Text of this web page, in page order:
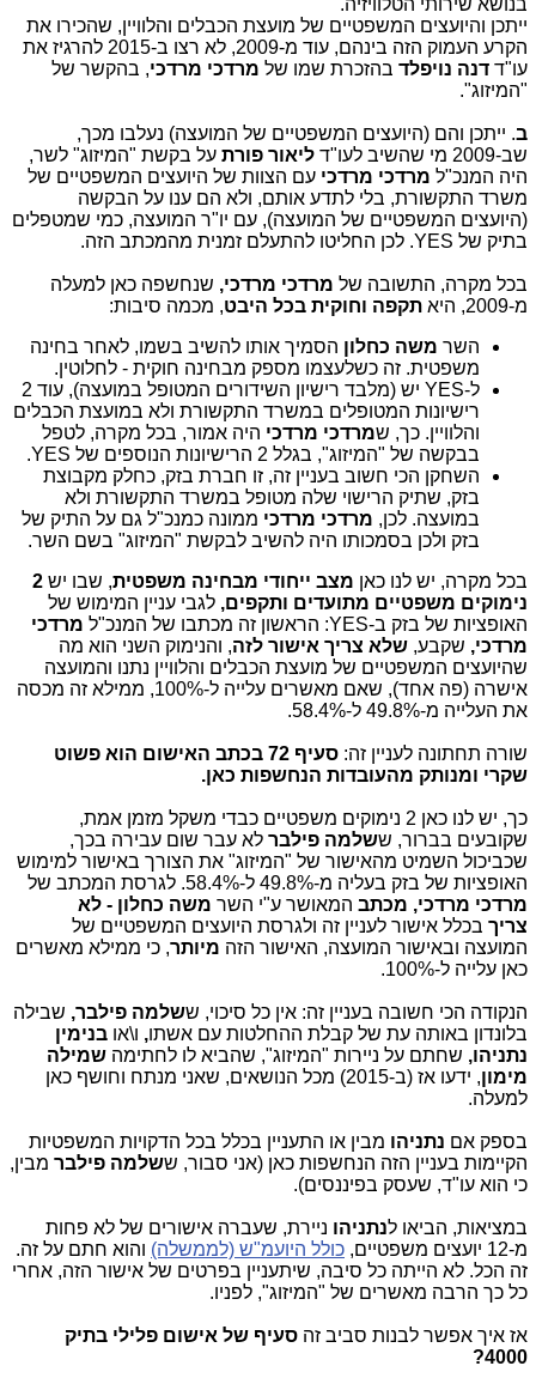
בנושא שירותי הטלוויזיה.
ייתכן והיועצים המשפטיים של מועצת הכבלים והלוויין, שהכירו את
הקרע העמוק הזה בינהם, עוד מ-2009, לא רצו ב-2015 להרגיז את
עו"ד דנה נויפלדבהזכרת שמו של מרדכי מרדכי, בהקשר של
"המיזוג".
ב. ייתכן והם (היועצים המשפטיים של המועצה) נעלבו מכך,
שב-2009 מי שהשיב לעו"ד
ליאור פורתעל בקשת "המיזוג" לשר,
היה המנכ"ל מרדכי מרדכיעם הצוות של היועצים המשפטיים של
משרד התקשורת, בלי לתדע אותם, ולא הם ענו על הבקשה
(היועצים המשפטיים של המועצה), עם יו"ר המועצה, כמי שמטפלים
בתיק של YES. לכן החליטו להתעלם זמנית מהמכתב הזה.
בכל מקרה, התשובה של מרדכי מרדכי,שנחשפה כאן למעלה
מ-2009, היא
תקפה וחוקית בכל היבט, מכמה סיבות:
השר משה כחלוןהסמיך אותו להשיב בשמו, לאחר בחינה
משפטית. זה כשלעצמו מספק מבחינה חוקית - לחלוטין.
ל-YES יש (מלבד רישיון השידורים המטופל במועצה), עוד 2
רישיונות המטופלים במשרד התקשורת ולא במועצת הכבלים
והלוויין. כך, שמרדכי מרדכי היה אמור, בכל מקרה, לטפל
בבקשה של "המיזוג", בגלל 2 הרישיונות הנוספים של YES.
השחקן הכי חשוב בעניין זה, זו חברת בזק, כחלק מקבוצת
בזק, שתיק הרישוי שלה מטופל במשרד התקשורת ולא
במועצה. לכן, מרדכי מרדכי ממונה כמנכ"ל גם על התיק של
בזק ולכן בסמכותו היה להשיב לבקשת "המיזוג" בשם השר.
בכל מקרה, יש לנו כאן מצב ייחודי מבחינה משפטית, שבו יש 2
נימוקים משפטיים מתועדים ותקפים, לגבי עניין המימוש של
האופציות של בזק ב-YES: הראשון זה מכתבו של המנכ"ל
מרדכי
מרדכי, שקבע, שלא צריך אישור לזה, והנימוק השני הוא מה
שהיועצים המשפטיים של מועצת הכבלים והלוויין נתנו והמועצה
אישרה (פה אחד), שאם מאשרים עלייה ל-100%, ממילא זה מכסה
את העלייה מ-49.8% ל-58.4%.
שורה תחתונה לעניין זה:
סעיף 72 בכתב האישום הוא פשוט
שקרי ומנותק מהעובדות הנחשפות כאן.
כך, יש לנו כאן 2 נימוקים משפטיים כבדי משקל מזמן אמת,
שקובעים בברור, ששלמה פילבר לא עבר שום עבירה בכך,
שכביכול השמיט מהאישור של "המיזוג" את הצורך באישור למימוש
האופציות של בזק בעליה מ-49.8% ל-58.4%. לגרסת המכתב של
מרדכי מרדכי, מכתב המאושר ע"י השר משה כחלון - לא
צריךבכלל אישור לעניין זה ולגרסת היועצים המשפטיים של
המועצה ובאישור המועצה, האישור הזה מיותר, כי ממילא מאשרים
כאן עלייה ל-100%.
הנקודה הכי חשובה בעניין זה: אין כל סיכוי, ששלמה פילבר, שבילה
בלונדון באותה עת של קבלת ההחלטות עם אשתו, ו\או בנימין
נתניהו,שחתם על ניירות "המיזוג", שהביא לו לחתימה שמילה
מימון
, ידעו אז (ב-2015) מכל הנושאים, שאני מנתח וחושף כאן
למעלה.
בספק אם נתניהומבין או התעניין בכלל בכל הדקויות המשפטיות
הקיימות בעניין הזה הנחשפות כאן (אני סבור, ששלמה פילבר מבין,
כי הוא עו"ד, שעסק בפיננסים).
במציאות, הביאו לנתניהו ניירת, שעברה אישורים של לא פחות
מ-12 יועצים משפטיים,
כולל היועמ"ש (לממשלה)והוא חתם על זה.
זה הכל. לא הייתה כל סיבה, שיתעניין בפרטים של אישור הזה, אחרי
כל כך הרבה מאשרים של "המיזוג", לפניו.
אז איך אפשר לבנות סביב זה סעיף של אישום פלילי בתיק
4000?